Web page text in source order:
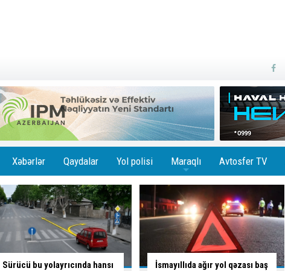
Xəbərlər Qaydalar Yol polisi Maraqlı Avtosfer TV
İsmayıllıda ağır yol qəzası baş
Skuterlə necə gəldi yola çıxan